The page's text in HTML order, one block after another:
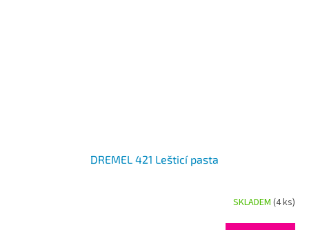
DREMEL 421 Lešticí pasta
SKLADEM (4 ks)